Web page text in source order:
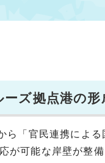
ズ拠点港の形
ら「官民連携によ
が可能な岸壁が整